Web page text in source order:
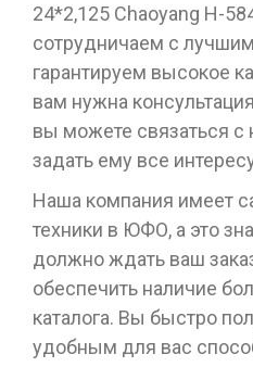
24*2,125 Chaoyang Н-
сотрудничаем с
гарантируем высокое
вам нужна
вы можете связаться
задать ему все
Наша компания имеет
техники в ЮФО, а это
должно ждать ваш
обеспечить наличие
каталога. Вы быстро
удобным для вас